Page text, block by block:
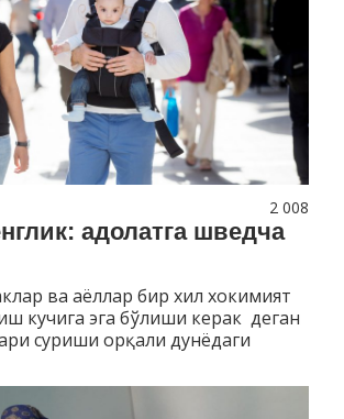
2 008
адолатга шведча
ва аёллар бир хил хокимият
кучига эга бўлиши керак деган
суриши орқали дунёдаги